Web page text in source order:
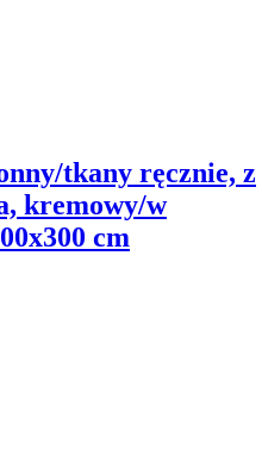
tkany ręcznie, z
kremowy/w
cm